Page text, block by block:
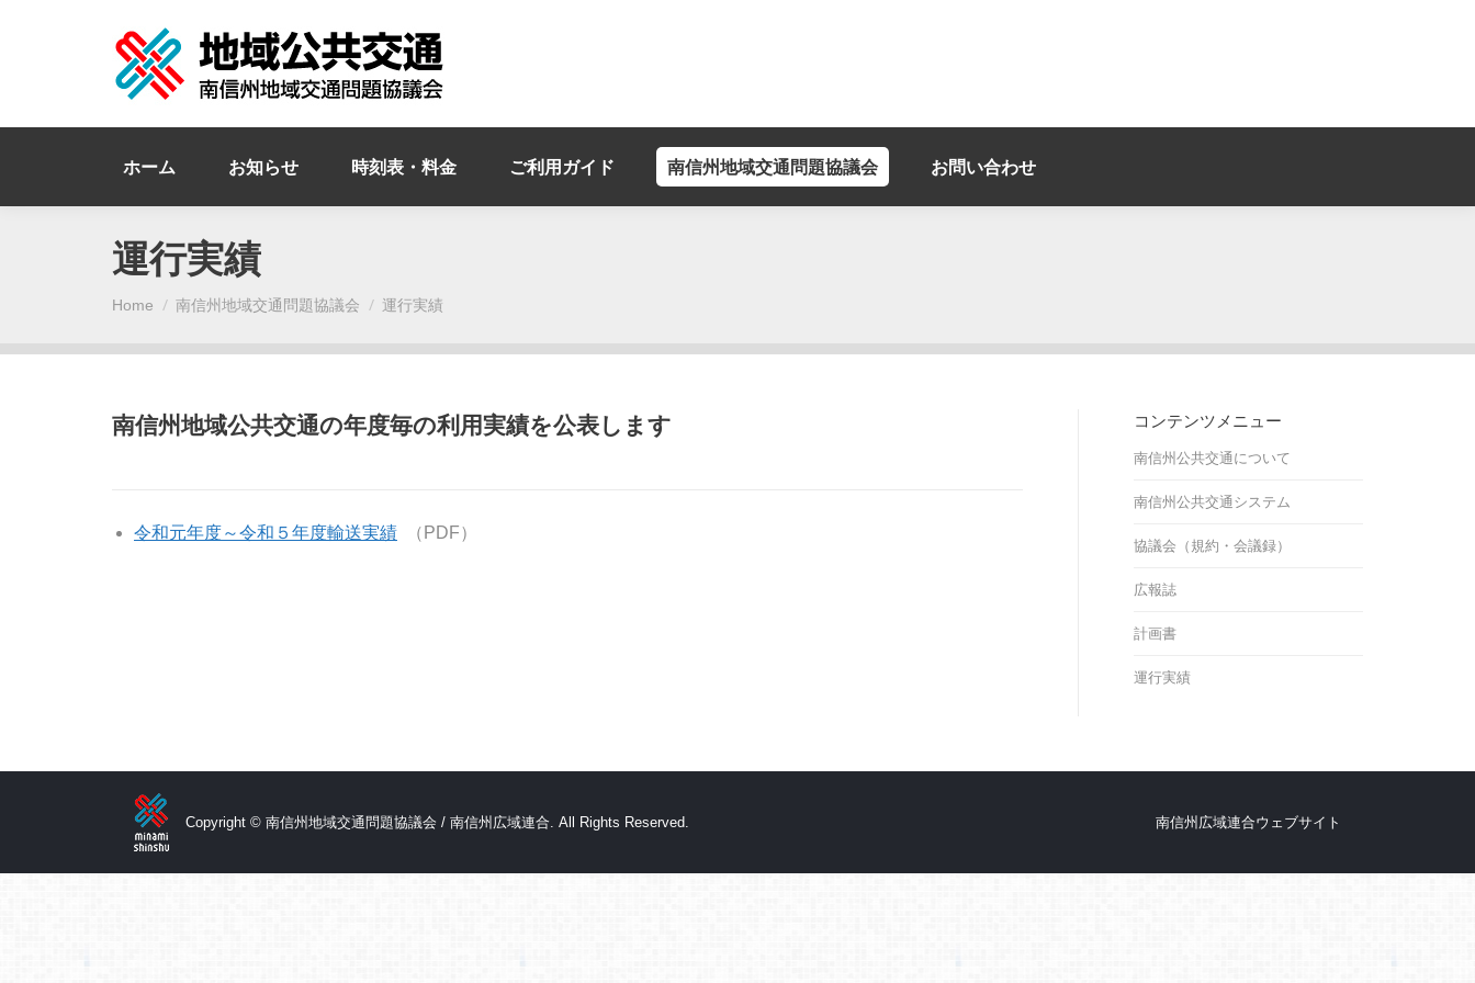
ホーム お知らせ 時刻表・料金 ご利用ガイド 南信州地域交通問題協議会 お問い合わせ
運行実績
You are here:
Home 南信州地域交通問題協議会 運行実績
南信州地域公共交通の年度毎の利用実績を公表します
令和元年度～令和５年度輸送実績 （PDF）
コンテンツメニュー
南信州公共交通について
南信州公共交通システム
協議会（規約・会議録）
広報誌
計画書
運行実績
Copyright © 南信州地域交通問題協議会 / 南信州広域連合. All Rights Reserved. 南信州広域連合ウェブサイト